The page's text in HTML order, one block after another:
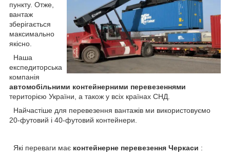
пункту. Отже,
вантаж
зберігається
максимально
якісно.
Наша
експедиторська
компанія
автомобільними контейнерними перевезеннями
територією України, а також у всіх країнах СНД.
Найчастіше для перевезення вантажів ми використовуємо
20-футовий і 40-футовий контейнери.
Які переваги має контейнерне перевезення Черкаси :